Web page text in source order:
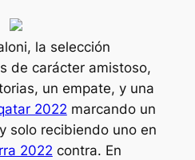
la selección
de carácter amistoso,
un empate, y una
2022 marcando un
solo recibiendo uno en
2022 contra. En